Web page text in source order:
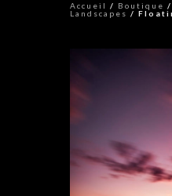
Accueil / Boutique /
Landscapes /